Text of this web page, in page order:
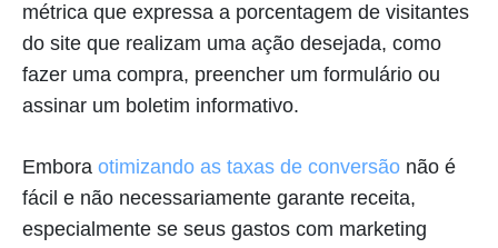
métrica que expressa a porcentagem de visitantes
do site que realizam uma ação desejada, como
fazer uma compra, preencher um formulário ou
assinar um boletim informativo.
Embora otimizando as taxas de conversão não é
fácil e não necessariamente garante receita,
especialmente se seus gastos com marketing